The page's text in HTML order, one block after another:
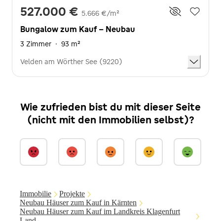
527.000 € 5.666 €/m²
Bungalow zum Kauf - Neubau
3 Zimmer · 93 m²
Velden am Wörther See (9220)
Wie zufrieden bist du mit dieser Seite
(nicht mit den Immobilien selbst)?
Immobilie
Projekte
Neubau Häuser zum Kauf in Kärnten
Neubau Häuser zum Kauf im Landkreis Klagenfurt